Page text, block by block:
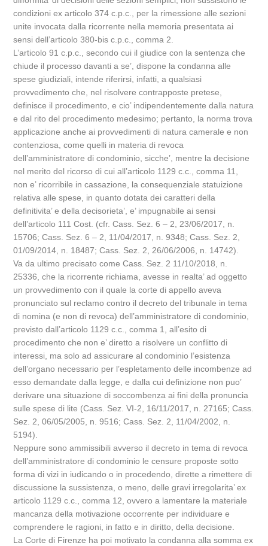
condizioni ex articolo 374 c.p.c., per la rimessione alle sezioni
unite invocata dalla ricorrente nella memoria presentata ai
sensi dell’articolo 380-bis c.p.c., comma 2.
L’articolo 91 c.p.c., secondo cui il giudice con la sentenza che
chiude il processo davanti a se’, dispone la condanna alle
spese giudiziali, intende riferirsi, infatti, a qualsiasi
provvedimento che, nel risolvere contrapposte pretese,
definisce il procedimento, e cio’ indipendentemente dalla natura
e dal rito del procedimento medesimo; pertanto, la norma trova
applicazione anche ai provvedimenti di natura camerale e non
contenziosa, come quelli in materia di revoca
dell’amministratore di condominio, sicche’, mentre la decisione
nel merito del ricorso di cui all’articolo 1129 c.c., comma 11,
non e’ ricorribile in cassazione, la consequenziale statuizione
relativa alle spese, in quanto dotata dei caratteri della
definitivita’ e della decisorieta’, e’ impugnabile ai sensi
dell’articolo 111 Cost. (cfr. Cass. Sez. 6 – 2, 23/06/2017, n.
15706; Cass. Sez. 6 – 2, 11/04/2017, n. 9348; Cass. Sez. 2,
01/09/2014, n. 18487; Cass. Sez. 2, 26/06/2006, n. 14742).
Va da ultimo precisato come Cass. Sez. 2 11/10/2018, n.
25336, che la ricorrente richiama, avesse in realta’ ad oggetto
un provvedimento con il quale la corte di appello aveva
pronunciato sul reclamo contro il decreto del tribunale in tema
di nomina (e non di revoca) dell’amministratore di condominio,
previsto dall’articolo 1129 c.c., comma 1, all’esito di
procedimento che non e’ diretto a risolvere un conflitto di
interessi, ma solo ad assicurare al condominio l’esistenza
dell’organo necessario per l’espletamento delle incombenze ad
esso demandate dalla legge, e dalla cui definizione non puo’
derivare una situazione di soccombenza ai fini della pronuncia
sulle spese di lite (Cass. Sez. VI-2, 16/11/2017, n. 27165; Cass.
Sez. 2, 06/05/2005, n. 9516; Cass. Sez. 2, 11/04/2002, n.
5194).
Neppure sono ammissibili avverso il decreto in tema di revoca
dell’amministratore di condominio le censure proposte sotto
forma di vizi in iudicando o in procedendo, dirette a rimettere di
discussione la sussistenza, o meno, delle gravi irregolarita’ ex
articolo 1129 c.c., comma 12, ovvero a lamentare la materiale
mancanza della motivazione occorrente per individuare e
comprendere le ragioni, in fatto e in diritto, della decisione.
La Corte di Firenze ha poi motivato la condanna alla somma ex